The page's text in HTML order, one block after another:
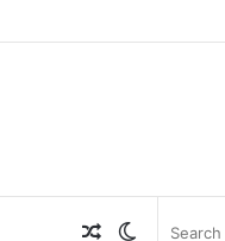
Switch
Random